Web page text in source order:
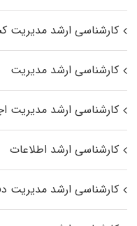
کارشناسی ارشد مدیریت
کارشناسی ارشد مدیریت
کارشناسی ارشد مدیریت
کارشناسی ارشد اطلاعات
کارشناسی ارشد مدیریت